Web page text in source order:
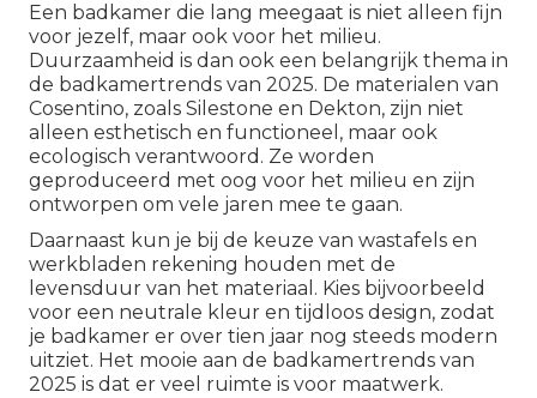
Een badkamer die lang meegaat is niet alleen fijn
voor jezelf, maar ook voor het milieu.
Duurzaamheid is dan ook een belangrijk thema in
de badkamertrends van 2025. De materialen van
Cosentino, zoals Silestone en Dekton, zijn niet
alleen esthetisch en functioneel, maar ook
ecologisch verantwoord. Ze worden
geproduceerd met oog voor het milieu en zijn
ontworpen om vele jaren mee te gaan.
Daarnaast kun je bij de keuze van wastafels en
werkbladen rekening houden met de
levensduur van het materiaal. Kies bijvoorbeeld
voor een neutrale kleur en tijdloos design, zodat
je badkamer er over tien jaar nog steeds modern
uitziet. Het mooie aan de badkamertrends van
2025 is dat er veel ruimte is voor maatwerk.